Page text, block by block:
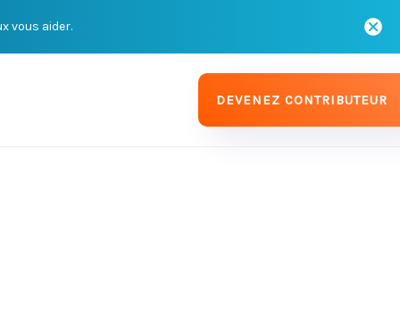
vous aider.
DEVENEZ CONTRIBUTEUR